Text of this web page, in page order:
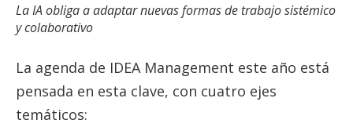
La IA obliga a adaptar nuevas formas de trabajo sistémico
y colaborativo
La agenda de IDEA Management este año está
pensada en esta clave, con cuatro ejes
temáticos: